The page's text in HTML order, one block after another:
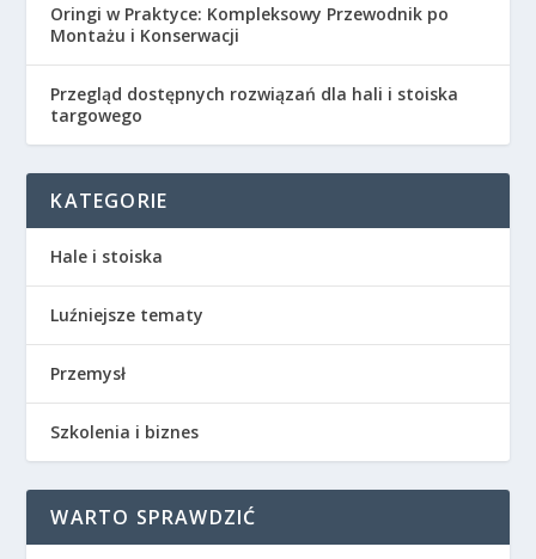
Oringi w Praktyce: Kompleksowy Przewodnik po
Montażu i Konserwacji
Przegląd dostępnych rozwiązań dla hali i stoiska
targowego
KATEGORIE
Hale i stoiska
Luźniejsze tematy
Przemysł
Szkolenia i biznes
WARTO SPRAWDZIĆ